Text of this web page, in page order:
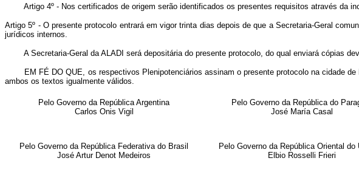
Artigo 4º - Nos certificados de origem serão identificados os presentes requisitos através da
Artigo 5º - O presente protocolo entrará em vigor trinta dias depois de que a Secretaria-Geral
jurídicos internos.
A Secretaria-Geral da ALADI será depositária do presente protocolo, do qual enviará cópias
EM FÉ DO QUE, os respectivos Plenipotenciários assinam o presente protocolo na cidade de
ambos os textos igualmente válidos.
Pelo Governo da República Argentina
Carlos Onis Vigil
Pelo Governo da República do
José María Casal
Pelo Governo da República Federativa do Brasil
José Artur Denot Medeiros
Pelo Governo da República Oriental do
Elbio Rosselli Frieri